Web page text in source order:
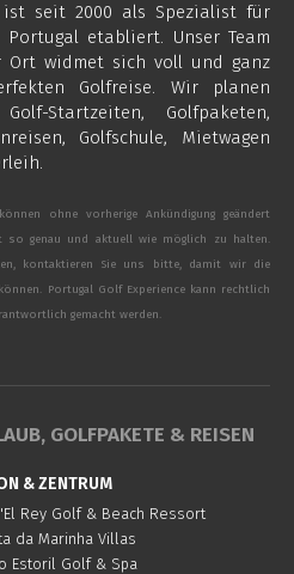
ist seit 2000 als Spezialist für
etabliert. Unser Team
Ort widmet sich voll und ganz
Golfreise. Wir planen
Startzeiten, Golfpaketen,
Golfschule, Mietwagen
ohne vorherige Ankündigung geändert
so genau und aktuell wie möglich zu halten.
kontaktieren Sie uns bitte, damit wir die
Portugal Golf Experience kann rechtlich
gemacht werden.
GOLFPAKETE & REISEN
& ZENTRUM
Rey Golf & Beach Ressort
da Marinha Villas
Estoril Golf & Spa